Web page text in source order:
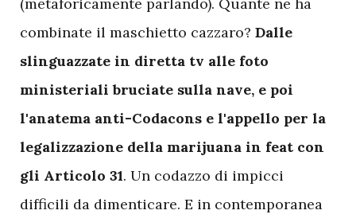
combinate il maschietto cazzaro? Dalle
slinguazzate in diretta tv alle foto
ministeriali bruciate sulla nave, e poi
l'anatema anti-Codacons e l'appello per la
legalizzazione della marijuana in feat con
gli Articolo 31. Un codazzo di impicci
difficili da dimenticare. E in contemporanea